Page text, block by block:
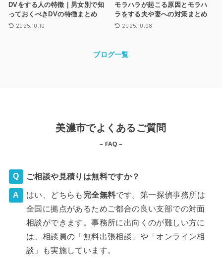
DVをする人の特徴｜男女別で知
っておくべきDVの特徴まとめ
2025.10.10
モラハラが起こる原因とモラハ
ラをする夫や妻への対策まとめ
2025.10.08
ブログ一覧
美濃市でよくあるご質問
– FAQ –
ご相談や見積りは無料ですか？
はい、どちらも 完全無料です。第一探偵事務所は
全国に拠点があるためご都合の良い支部での対面
相談ができます。事務所に出向くのが難しい方に
は、相談員の「無料出張相談」や「オンライン相
談」も実施しています。